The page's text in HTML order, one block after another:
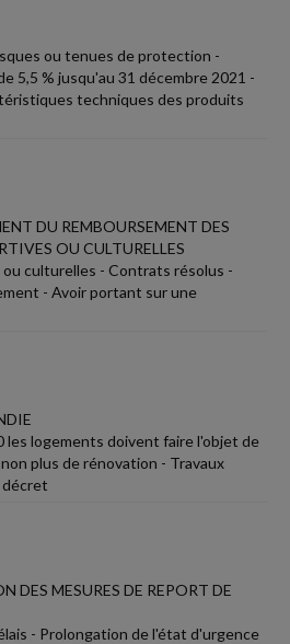
ou tenues de protection -
5,5 % jusqu'au 31 décembre 2021 -
techniques des produits
DU REMBOURSEMENT DES
OU CULTURELLES
culturelles - Contrats résolus -
- Avoir portant sur une
les logements doivent faire l'objet de
plus de rénovation - Travaux
décret
DES MESURES DE REPORT DE
- Prolongation de l'état d'urgence